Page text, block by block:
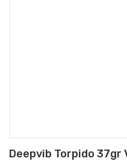
Deepvib Torpido 37gr